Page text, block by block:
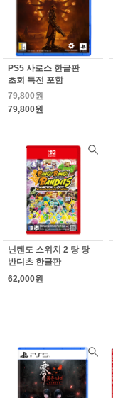
PS5 사로스 한글판
초회 특전 포함
79,800원
79,800원
닌텐도 스위치 2 탕 탕
반디츠 한글판
62,000원